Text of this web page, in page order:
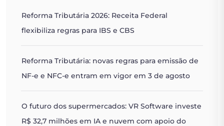
Reforma Tributária 2026: Receita Federal
flexibiliza regras para IBS e CBS
Reforma Tributária: novas regras para emissão de
NF-e e NFC-e entram em vigor em 3 de agosto
O futuro dos supermercados: VR Software investe
R$ 32,7 milhões em IA e nuvem com apoio do